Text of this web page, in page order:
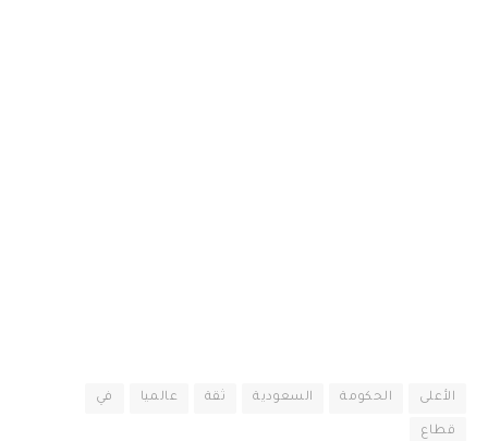
الأعلى الحكومة السعودية ثقة عالميا في
قطاع